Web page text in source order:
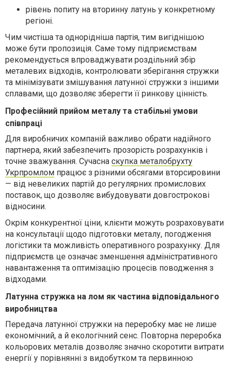
рівень попиту на вторинну латунь у конкретному
регіоні.
Чим чистіша та однорідніша партія, тим вигіднішою
може бути пропозиція. Саме тому підприємствам
рекомендується впроваджувати роздільний збір
металевих відходів, контролювати зберігання стружки
та мінімізувати змішування латунної стружки з іншими
сплавами, що дозволяє зберегти її ринкову цінність.
Професійний прийом металу та стабільні умови
співпраці
Для виробничих компаній важливо обрати надійного
партнера, який забезпечить прозорість розрахунків і
точне зважування. Сучасна скупка металобрухту
Укрпромлом працює з різними обсягами вторсировини
— від невеликих партій до регулярних промислових
поставок, що дозволяє вибудовувати довгострокові
відносини.
Окрім конкурентної ціни, клієнти можуть розраховувати
на консультації щодо підготовки металу, погодження
логістики та можливість оперативного розрахунку. Для
підприємств це означає зменшення адміністративного
навантаження та оптимізацію процесів поводження з
відходами.
Латунна стружка на лом як частина відповідального
виробництва
Передача латунної стружки на переробку має не лише
економічний, а й екологічний сенс. Повторна переробка
кольорових металів дозволяє значно скоротити витрати
енергії у порівнянні з видобутком та первинною